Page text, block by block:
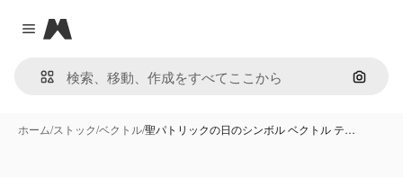
Close menu
Magnific
画像で
ホーム/ストック/ベクトル/聖パトリックの日のシンボル ベクトル テ…